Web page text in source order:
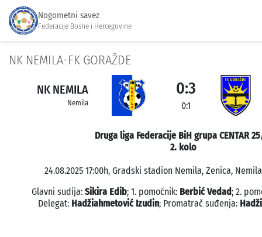
Nogometni savez
Federacije Bosne i Hercegovine
NK NEMILA-FK GORAŽDE
NK NEMILA
Nemila
0:3
0:1
Druga liga Federacije BiH grupa CENTAR
2. kolo
24.08.2025 17:00h, Gradski stadion Nemila, Zenica,
Glavni sudija: Sikira Edib; 1. pomoćnik: Berbić Vedad; 2.
Delegat: Hadžiahmetović Izudin; Promatrač suđenja: